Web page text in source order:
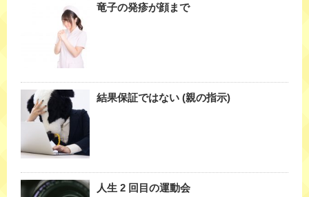
竜子の発疹が顔まで
結果保証ではない (親の指示)
人生 2 回目の運動会